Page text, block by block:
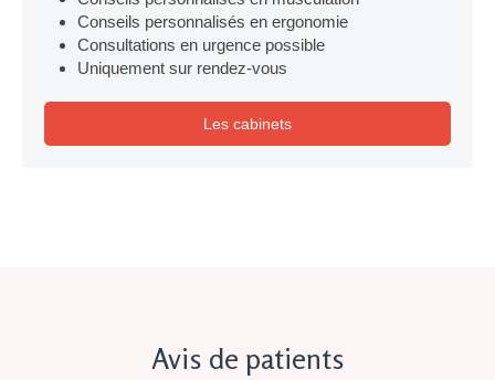
Conseils personnalisés en ergonomie
Consultations en urgence possible
Uniquement sur rendez-vous
Les cabinets
Avis de patients